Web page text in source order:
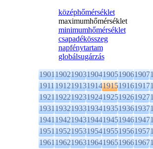
középhőmérséklet
maximumhőmérséklet
minimumhőmérséklet
csapadékösszeg
napfénytartam
globálsugárzás
1901190219031904190519061907
1911191219131914191519161917
1921192219231924192519261927
1931193219331934193519361937
1941194219431944194519461947
1951195219531954195519561957
1961196219631964196519661967